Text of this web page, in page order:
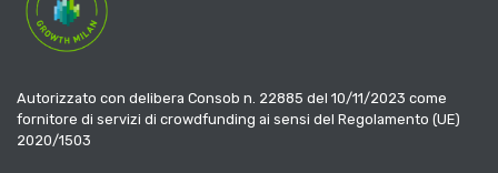
Autorizzato con delibera Consob n. 22885 del 10/11/2023 come
fornitore di servizi di crowdfunding ai sensi del Regolamento (UE)
2020/1503